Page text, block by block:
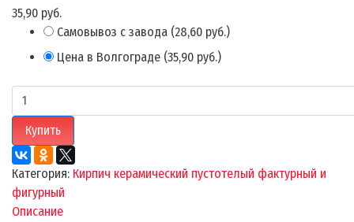
35,90 руб.
Самовывоз с завода (28,60 руб.)
Цена в Волгограде (35,90 руб.)
Купить
Категория: Кирпич керамический пустотелый фактурный и
фигурный
Описание